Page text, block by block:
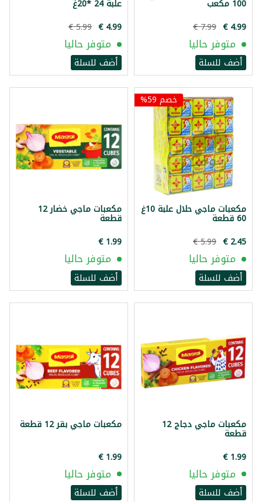
100 مكعب
متوفر حاليا
أضف للسلة
علبة 24 *20غ
متوفر حاليا
أضف للسلة
خصم 59%
مكعبات ماجي حلال علبة 10غ
60 قطعة
متوفر حاليا
أضف للسلة
مكعبات ماجي خضار 12
قطعة
متوفر حاليا
أضف للسلة
مكعبات ماجي دجاج 12
قطعة
متوفر حاليا
أضف للسلة
مكعبات ماجي بقر 12 قطعة
متوفر حاليا
أضف للسلة